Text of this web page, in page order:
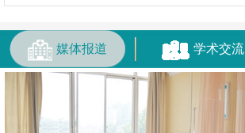
媒体报道 学术交流